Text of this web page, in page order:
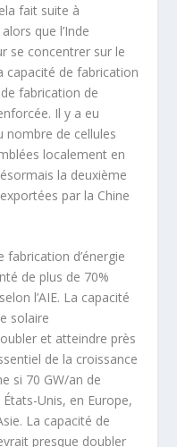
fait suite à
que l’Inde
se concentrer sur le
capacité de fabrication
fabrication de
Il y a eu
nombre de cellules
localement en
la deuxième
par la Chine
fabrication d’énergie
de plus de 70%
l’AIE. La capacité
solaire
et atteindre près
de la croissance
si 70 GW/an de
Unis, en Europe,
La capacité de
presque doubler